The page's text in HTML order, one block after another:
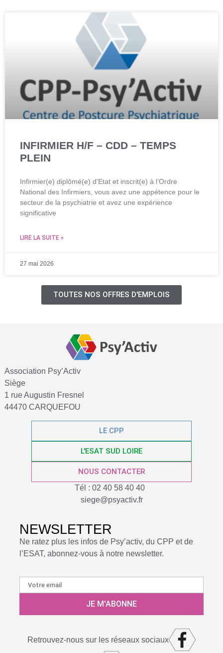
INFIRMIER H/F – CDD – TEMPS
PLEIN
Infirmier(e) diplômé(e) d’Etat et inscrit(e) à l’Ordre
National des Infirmiers, vous avez une appétence pour le
secteur de la psychiatrie et avez une expérience
significative
LIRE LA SUITE »
27 mai 2026
TOUTES NOS OFFRES D'EMPLOIS
Association Psy’Activ
Siège
1 rue Augustin Fresnel
44470 CARQUEFOU
LE CPP
L'ESAT SUD LOIRE
NOUS CONTACTER
Tél : 02 40 58 40 40
siege@psyactiv.fr
NEWSLETTER
Ne ratez plus les infos de Psy’activ, du CPP et de
l’ESAT, abonnez-vous à notre newsletter.
Retrouvez-nous sur les réseaux sociaux